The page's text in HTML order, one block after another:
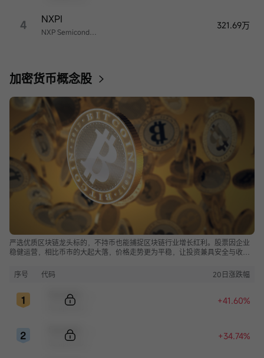
4 NXPI 321.69万
加密货币概念股
严选优质区块链龙头标的，不持币也能捕捉区块链行业增长红利。股票因企业
稳健运营，相比币市的大起大落，价格走势更为平稳，让投资兼具安全与收
序号
代码 20日涨跌幅
+41.60%
+34.74%